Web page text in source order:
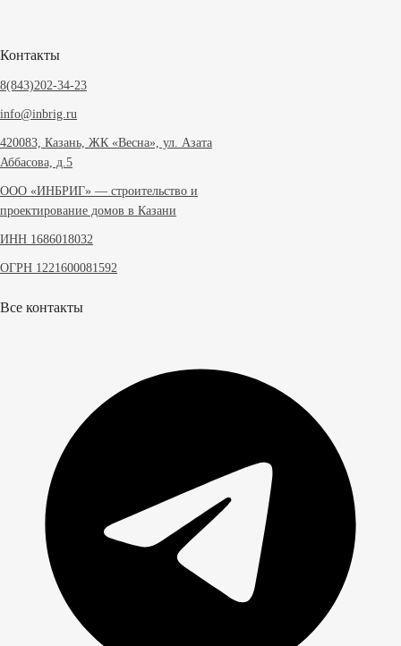
Контакты
8(843)202-34-23
info@inbrig.ru
420083, Казань, ЖК «Весна», ул. Азата
Аббасова, д.5
ООО «ИНБРИГ» — строительство и
проектирование домов в Казани
ИНН 1686018032
ОГРН 1221600081592
Все контакты